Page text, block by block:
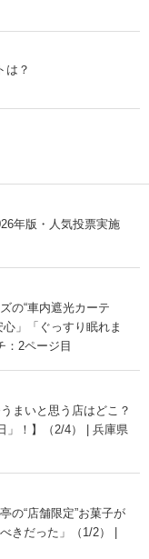
は？
年版・人気投票実施
の“車内遮光カーテ
」「ぐっすり眠れま
：2ページ目
まいと思う店はどこ？
」！】（2/4） | 兵庫県
の“店舗限定”お菓子が
きだった」（1/2） |